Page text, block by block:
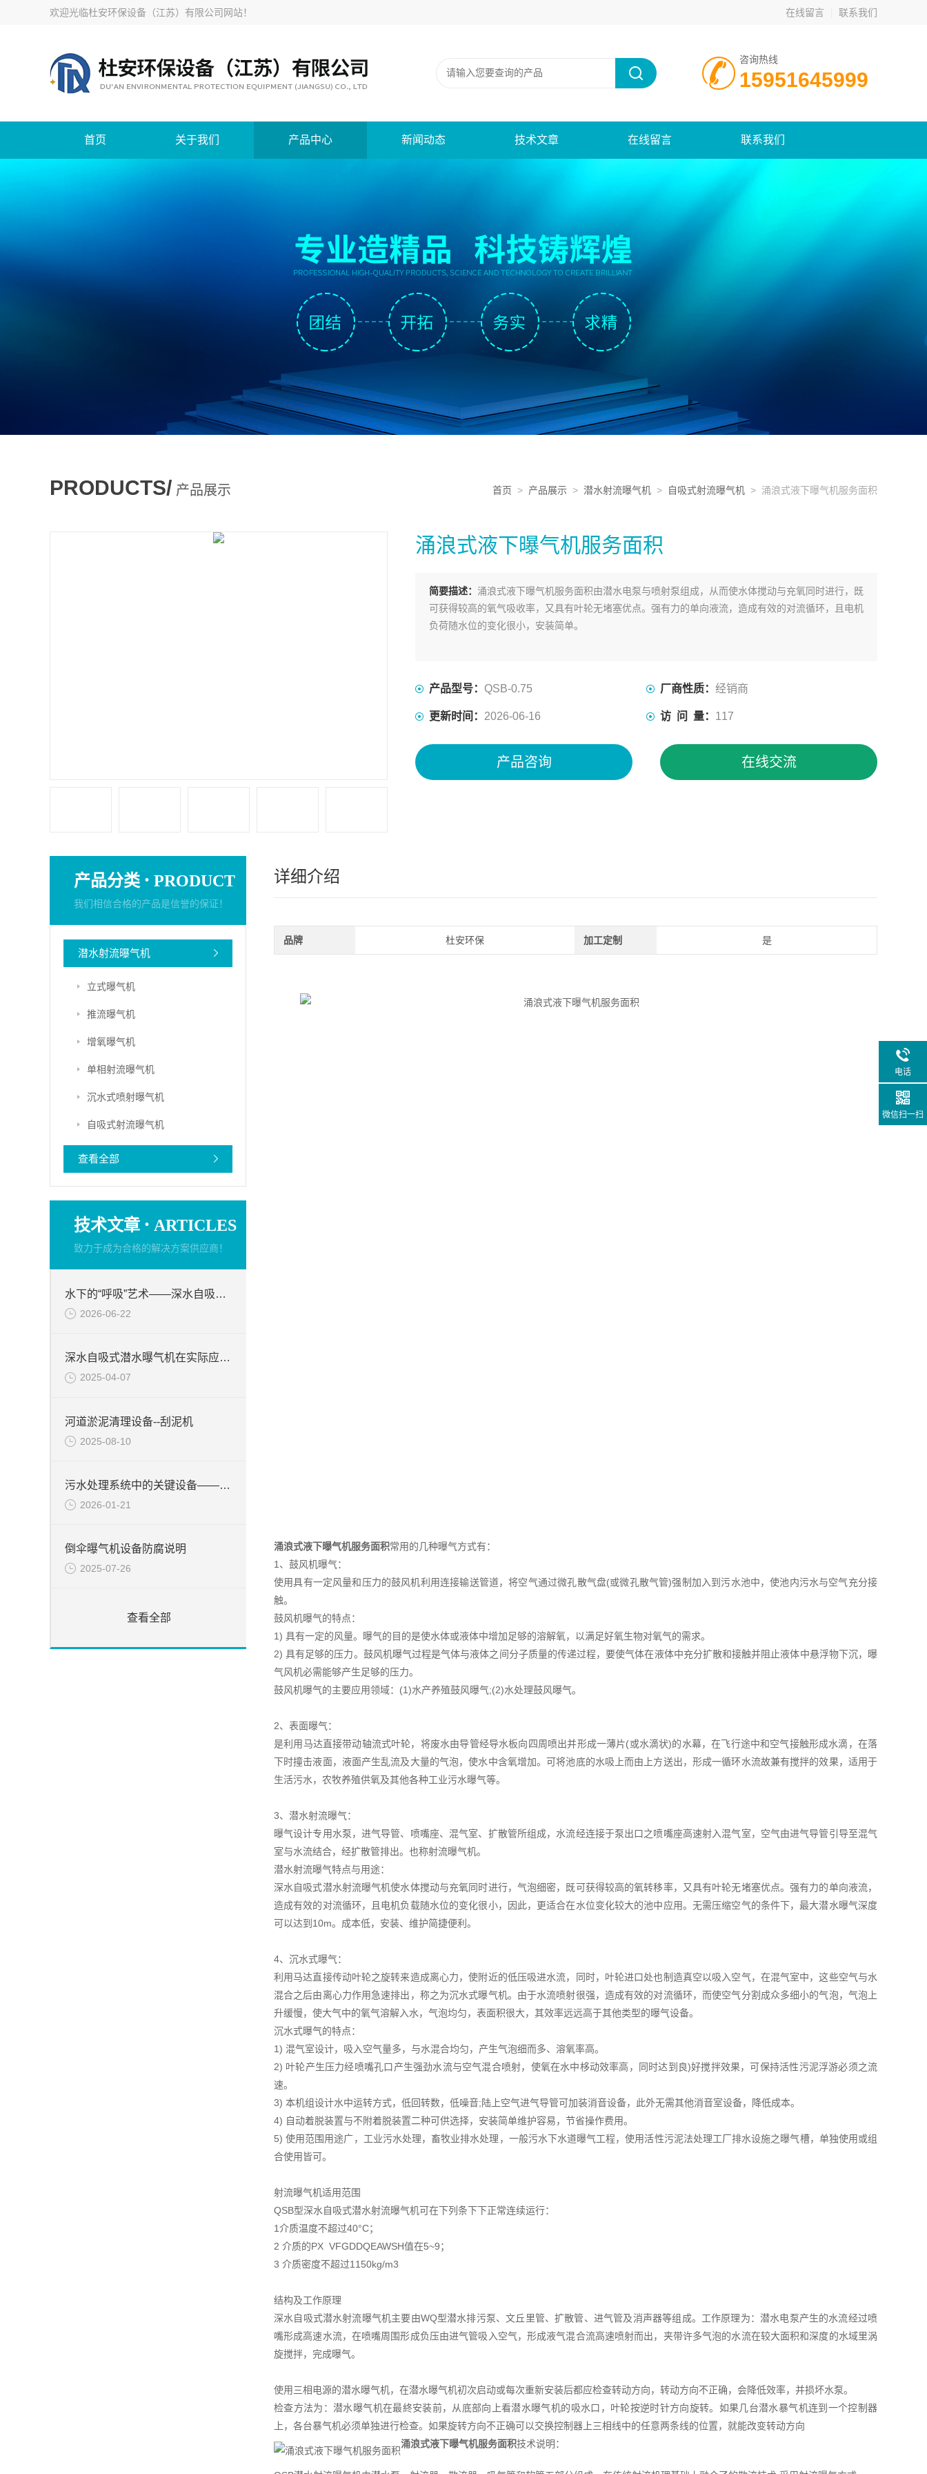
欢迎光临杜安环保设备（江苏）有限公司网站！ 在线留言 联系我们
咨询热线
15951645999
首页 关于我们 产品中心 新闻动态 技术文章 在线留言 联系我们
PRODUCTS/ 产品展示 首页 > 产品展示 > 潜水射流曝气机 > 自吸式射流曝气机 > 涌浪式液下曝气机服务面积
涌浪式液下曝气机服务面积
简要描述： 涌浪式液下曝气机服务面积由潜水电泵与喷射泵组成，从而使水体搅动与充氧同时进行，既
可获得较高的氧气吸收率，又具有叶轮无堵塞优点。强有力的单向液流，造成有效的对流循环，且电机
负荷随水位的变化很小，安装简单。
产品型号： QSB-0.75 厂商性质： 经销商
更新时间： 2026-06-16 访 问 量： 117
产品咨询 在线交流
产品分类 · PRODUCT
我们相信合格的产品是信誉的保证！
潜水射流曝气机
立式曝气机
推流曝气机
增氧曝气机
单相射流曝气机
沉水式喷射曝气机
自吸式射流曝气机
查看全部
技术文章 · ARTICLES
致力于成为合格的解决方案供应商！
水下的“呼吸”艺术——深水自吸式潜水曝气机的技术原理与核心优势
2026-06-22
深水自吸式潜水曝气机在实际应用场景中的性能优势
2025-04-07
河道淤泥清理设备--刮泥机
2025-08-10
污水处理系统中的关键设备——硝化液回流泵
2026-01-21
倒伞曝气机设备防腐说明
2025-07-26
查看全部
详细介绍
品牌 杜安环保 加工定制 是
涌浪式液下曝气机服务面积常用的几种曝气方式有：
1、鼓风机曝气：
使用具有一定风量和压力的鼓风机利用连接输送管道，将空气通过微孔散气盘(或微孔散气管)强制加入到污水池中，使池内污水与空气充分接
触。
鼓风机曝气的特点：
1) 具有一定的风量。曝气的目的是使水体或液体中增加足够的溶解氧，以满足好氧生物对氧气的需求。
2) 具有足够的压力。鼓风机曝气过程是气体与液体之间分子质量的传递过程，要使气体在液体中充分扩散和接触并阻止液体中悬浮物下沉，曝
气风机必需能够产生足够的压力。
鼓风机曝气的主要应用领域：(1)水产养殖鼓风曝气;(2)水处理鼓风曝气。
2、表面曝气：
是利用马达直接带动轴流式叶轮，将废水由导管经导水板向四周喷出并形成一薄片(或水滴状)的水幕，在飞行途中和空气接触形成水滴，在落
下时撞击液面，液面产生乱流及大量的气泡，使水中含氧增加。可将池底的水吸上而由上方送出，形成一循环水流故兼有搅拌的效果，适用于
生活污水，农牧养殖供氧及其他各种工业污水曝气等。
3、潜水射流曝气：
曝气设计专用水泵，进气导管、喷嘴座、混气室、扩散管所组成，水流经连接于泵出口之喷嘴座高速射入混气室，空气由进气导管引导至混气
室与水流结合，经扩散管排出。也称射流曝气机。
潜水射流曝气特点与用途：
深水自吸式潜水射流曝气机使水体搅动与充氧同时进行，气泡细密，既可获得较高的氧转移率，又具有叶轮无堵塞优点。强有力的单向液流，
造成有效的对流循环，且电机负载随水位的变化很小，因此，更适合在水位变化较大的池中应用。无需压缩空气的条件下，最大潜水曝气深度
可以达到10m。成本低，安装、维护简捷便利。
4、沉水式曝气：
利用马达直接传动叶轮之旋转来造成离心力，使附近的低压吸进水流，同时，叶轮进口处也制造真空以吸入空气，在混气室中，这些空气与水
混合之后由离心力作用急速排出，称之为沉水式曝气机。由于水流喷射很强，造成有效的对流循环，而使空气分割成众多细小的气泡，气泡上
升缓慢，使大气中的氧气溶解入水，气泡均匀，表面积很大，其效率远远高于其他类型的曝气设备。
沉水式曝气的特点：
1) 混气室设计，吸入空气量多，与水混合均匀，产生气泡细而多、溶氧率高。
2) 叶轮产生压力经喷嘴孔口产生强劲水流与空气混合喷射，使氧在水中栘动效率高，同时达到良)好搅拌效果，可保持活性污泥浮游必须之流
速。
3) 本机组设计水中运转方式，低回转数，低噪音;陆上空气进气导管可加装消音设备，此外无需其他消音室设备，降低成本。
4) 自动着脱装置与不附着脱装置二种可供选择，安装简单维护容易，节省操作费用。
5) 使用范围用途广，工业污水处理，畜牧业排水处理，一般污水下水道曝气工程，使用活性污泥法处理工厂排水设施之曝气槽，单独使用或组
合使用皆可。
射流曝气机适用范围
QSB型深水自吸式潜水射流曝气机可在下列条下下正常连续运行：
1介质温度不超过40°C；
2 介质的PX VFGDDQEAWSH值在5~9；
3 介质密度不超过1150kg/m3
结构及工作原理
深水自吸式潜水射流曝气机主要由WQ型潜水排污泵、文丘里管、扩散管、进气管及消声器等组成。工作原理为：潜水电泵产生的水流经过喷
嘴形成高速水流，在喷嘴周围形成负压由进气管吸入空气，形成液气混合流高速喷射而出，夹带许多气泡的水流在较大面积和深度的水域里涡
旋搅拌，完成曝气。
使用三相电源的潜水曝气机，在潜水曝气机初次启动或每次重新安装后都应检查转动方向，转动方向不正确，会降低效率，并损坏水泵。
检查方法为：潜水曝气机在最終安装前，从底部向上看潜水曝气机的吸水口，叶轮按逆时针方向旋转。如果几台潜水暴气机连到一个控制器
上，各台暴气机必须单独进行检查。如果旋转方向不正确可以交换控制器上三相线中的任意两条线的位置，就能改变转动方向
涌浪式液下曝气机服务面积技术说明：
电话
微信扫一扫